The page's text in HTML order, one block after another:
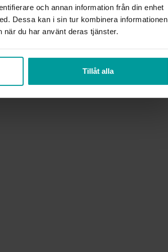
och annan information från din enhet
Dessa kan i sin tur kombinera informationen
du har använt deras tjänster.
Tillåt alla
Wesselton (H)
P
3,92